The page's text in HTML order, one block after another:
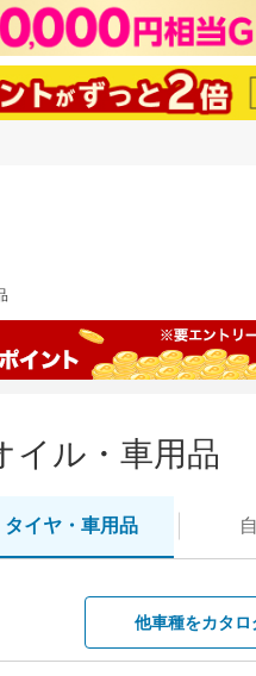
イル・車用品
タイヤ・ 車用品
他車種をカタロ